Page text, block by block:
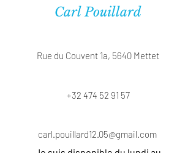
Carl Pouillard
Rue du Couvent 1a, 5640 Mettet
+32 474 52 91 57
carl.pouillard12.05@gmail.com